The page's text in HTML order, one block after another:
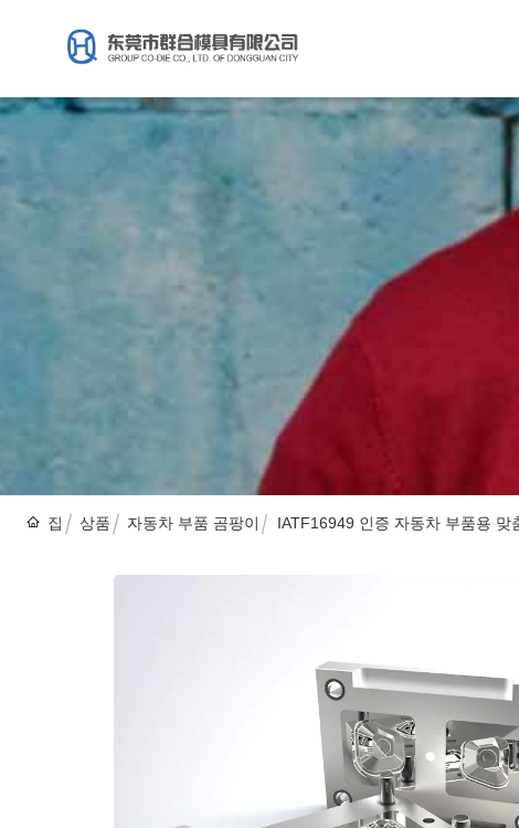
집 상품 자동차 부품 곰팡이 IATF16949 인증 자동차 부품용 맞